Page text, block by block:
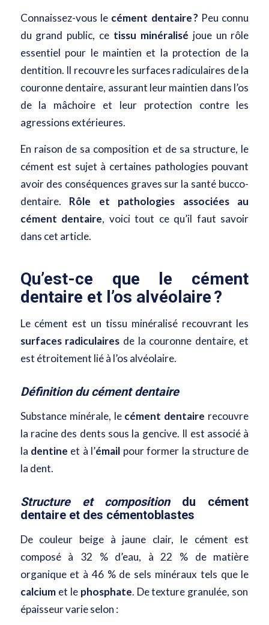
Connaissez-vous lecément dentaire ?Peu connu
du grand public, ce tissu minéralisé joue un rôle
essentiel pour le maintien et la protection de la
dentition. Il recouvre les surfaces radiculaires de la
couronne dentaire, assurant leur maintien dans l’os
de la mâchoire et leur protection contre les
agressions extérieures.
En raison de sa composition et de sa structure, le
cément est sujet à certaines pathologies pouvant
avoir des conséquences graves sur la santé bucco-
dentaire. Rôle et pathologies associées au
cément dentaire, voici tout ce qu’il faut savoir
dans cet article.
Qu’est-ce que le cément
dentaire et l’os alvéolaire?
Le cément est un tissu minéralisé recouvrant les
surfaces radiculaires de la couronne dentaire, et
est étroitement lié à l’os alvéolaire.
Définition du cément dentaire
Substance minérale, le cément dentaire recouvre
la racine des dents sous la gencive. Il est associé à
la dentine et à l’émail pour former la structure de
la dent.
Structure et composition du cément
dentaire et des cémentoblastes
De couleur beige à jaune clair, le cément est
composé à 32 %d’eau, à 22 % de matière
organique et à 46 %de sels minéraux tels que le
calciumet le phosphate. De texture granulée, son
épaisseur varie selon :